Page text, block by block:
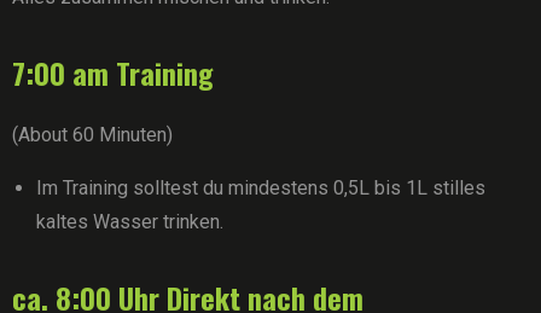
7:00 am Training
(About 60 Minuten)
Im Training solltest du mindestens 0,5L bis 1L stilles
kaltes Wasser trinken.
ca. 8:00 Uhr Direkt nach dem